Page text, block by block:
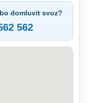
domluvit svoz?
562